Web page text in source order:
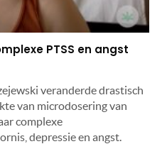
PTSS en angst
veranderde drastisch
van microdosering van
complexe
depressie en angst.